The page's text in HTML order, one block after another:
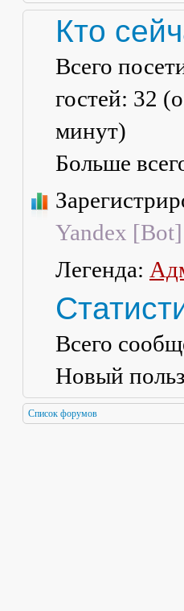
Кто
Всего
гостей: 32
минут)
Больше
Yandex [Bot]
Легенда:
Всего
Новый
Список форумов